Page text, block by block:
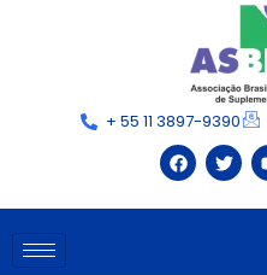
+ 55 11 3897-9390